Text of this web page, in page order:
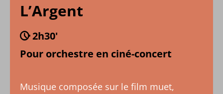
L’Argent
2h30'
Pour orchestre en ciné-concert
Musique composée sur le film muet,